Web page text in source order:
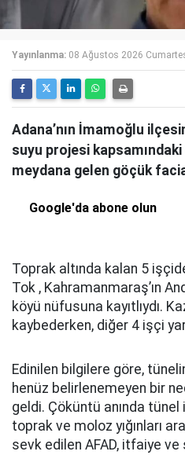
Yayınlanma: 08 Ağustos 2026
Adana’nın İmamoğlu
suyu projesi
meydana gelen göçük
Google'da abone olun
Toprak altında kalan 5
Tok , Kahramanmaraş’ın
köyü nüfusuna kayıtlıydı.
kaybederken, diğer 4 işçi
Edinilen bilgilere göre,
henüz belirlenemeyen bir
geldi. Çöküntü anında
toprak ve moloz yığınları
sevk edilen AFAD, itfaiye ve